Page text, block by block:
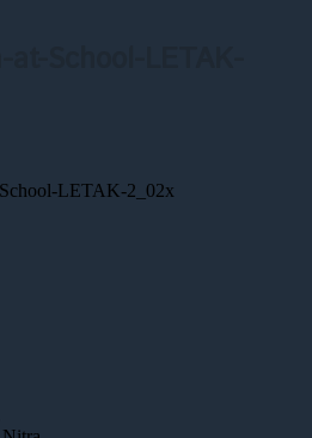
LETAK-2_02x